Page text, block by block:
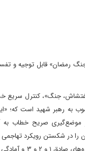
«جنگ ۱۲ روزه»، «حوادث دی ماه» و «جنگ
جنگ»، کنترل سریع
به رهبر شهید است که؛
صریح خطاب به
را در شکستن رویکرد